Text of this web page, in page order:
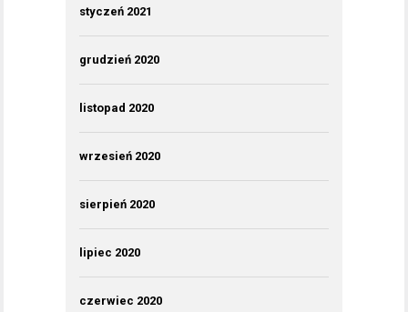
styczeń 2021
grudzień 2020
listopad 2020
wrzesień 2020
sierpień 2020
lipiec 2020
czerwiec 2020